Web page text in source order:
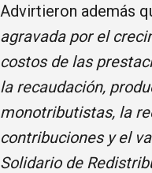
Advirtieron además
agravada por el
costos de las
la recaudación,
monotributistas, la
contribuciones y el
Solidario de